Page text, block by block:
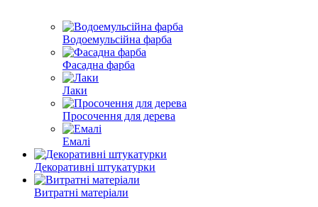
Водоемульсійна фарба
Фасадна фарба
Лаки
Просочення для дерева
Емалі
Декоративні штукатурки
Витратні матеріали